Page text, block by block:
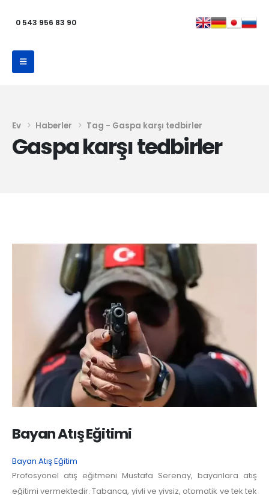
0 543 956 83 90
Ev Haberler Tag - Gaspa karşı tedbirler
Gaspa karşı tedbirler
Bayan Atış Eğitimi
Bayan Atış Eğitim
Profosyonel atış eğitmeni Mustafa Serenay, bayanlara atış
eğitimi vermektedir. Tabanca, yivli ve yivsiz, otomatik ve tek tek